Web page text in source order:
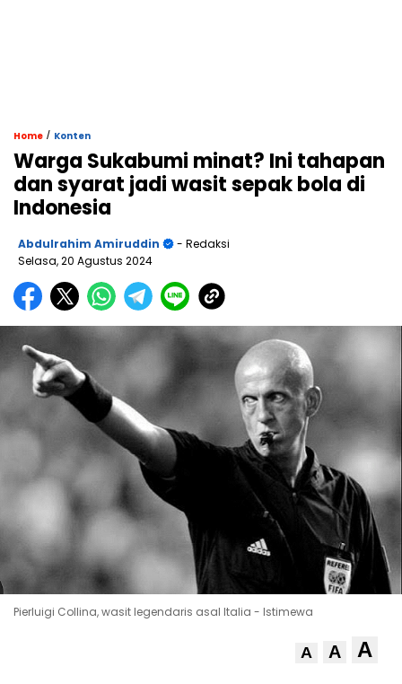
Home / Konten
Warga Sukabumi minat? Ini tahapan
dan syarat jadi wasit sepak bola di
Indonesia
Abdulrahim Amiruddin
- Redaksi
Selasa, 20 Agustus 2024
Pierluigi Collina, wasit legendaris asal Italia - Istimewa
A A A